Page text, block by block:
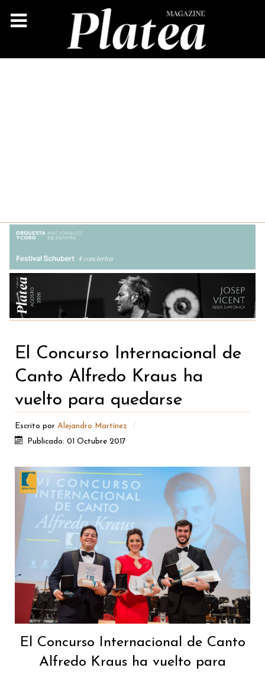
El Concurso Internacional de
Canto Alfredo Kraus ha
vuelto para quedarse
Escrito por Alejandro Martínez
Publicado: 01 Octubre 2017
El Concurso Internacional de Canto
Alfredo Kraus ha vuelto para